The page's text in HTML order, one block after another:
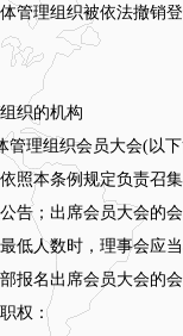
理组织被依法撤销登
织的机构
理组织会员大会(以下
本条例规定负责召集
告；出席会员大会的
低人数时，理事会应
报名出席会员大会的
权：